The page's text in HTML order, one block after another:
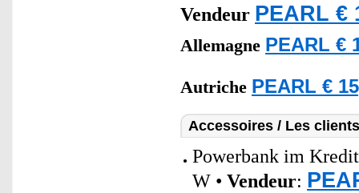
Vendeur PEARL €
Allemagne PEARL €
Autriche PEARL €
Accessoires / Les
Powerbank im
W • Vendeur: